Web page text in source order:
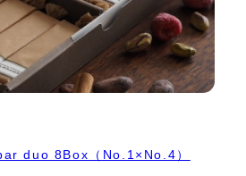
duo 8Box（No.1×No.4）